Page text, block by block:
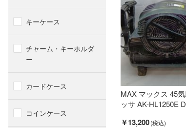
キーケース
チャーム・キーホルダ
ー
カードケース
コインケース
MAX マックス 45
ッサ AK-HL1250E
￥13,200